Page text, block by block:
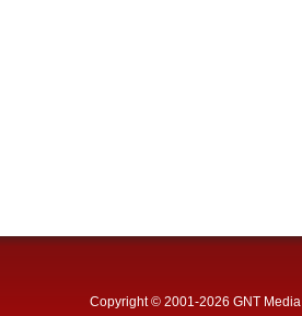
Copyright © 2001-2026 GNT Media